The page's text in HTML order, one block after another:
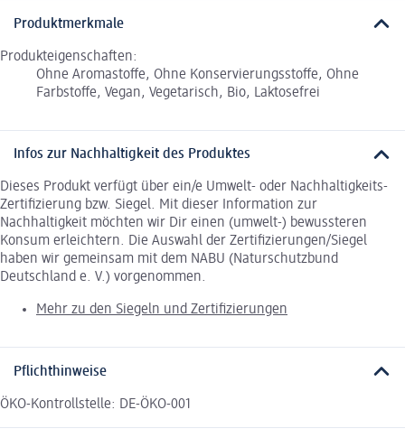
Produktmerkmale
Produkteigenschaften:
Ohne Aromastoffe, Ohne Konservierungsstoffe, Ohne
Farbstoffe, Vegan, Vegetarisch, Bio, Laktosefrei
Infos zur Nachhaltigkeit des Produktes
Dieses Produkt verfügt über ein/e Umwelt- oder Nachhaltigkeits-
Zertifizierung bzw. Siegel. Mit dieser Information zur
Nachhaltigkeit möchten wir Dir einen (umwelt-) bewussteren
Konsum erleichtern. Die Auswahl der Zertifizierungen/Siegel
haben wir gemeinsam mit dem NABU (Naturschutzbund
Deutschland e. V.) vorgenommen.
Mehr zu den Siegeln und Zertifizierungen
Pflichthinweise
ÖKO-Kontrollstelle: DE-ÖKO-001